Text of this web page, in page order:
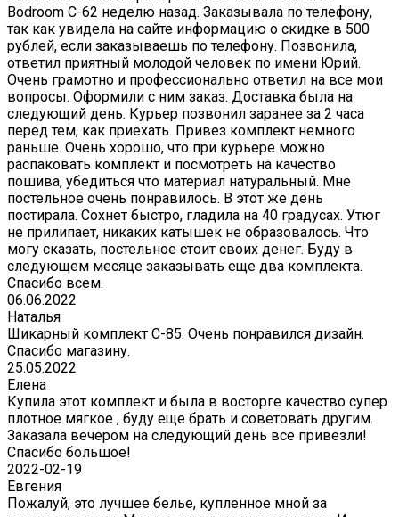
Bodroom C-62 неделю назад. Заказывала по телефону,
так как увидела на сайте информацию о скидке в 500
рублей, если заказываешь по телефону. Позвонила,
ответил приятный молодой человек по имени Юрий.
Очень грамотно и профессионально ответил на все мои
вопросы. Оформили с ним заказ. Доставка была на
следующий день. Курьер позвонил заранее за 2 часа
перед тем, как приехать. Привез комплект немного
раньше. Очень хорошо, что при курьере можно
распаковать комплект и посмотреть на качество
пошива, убедиться что материал натуральный. Мне
постельное очень понравилось. В этот же день
постирала. Сохнет быстро, гладила на 40 градусах. Утюг
не прилипает, никаких катышек не образовалось. Что
могу сказать, постельное стоит своих денег. Буду в
следующем месяце заказывать еще два комплекта.
Спасибо всем.
06.06.2022
Наталья
Шикарный комплект C-85. Очень понравился дизайн.
Спасибо магазину.
25.05.2022
Елена
Купила этот комплект и была в восторге качество супер
плотное мягкое , буду еще брать и советовать другим.
Заказала вечером на следующий день все привезли!
Спасибо большое!
2022-02-19
Евгения
Пожалуй, это лучшее белье, купленное мной за